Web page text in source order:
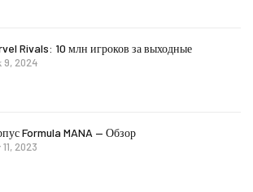
Rivals: 10 млн игроков за выходные
9, 2024
Formula MANA — Обзор
11, 2023